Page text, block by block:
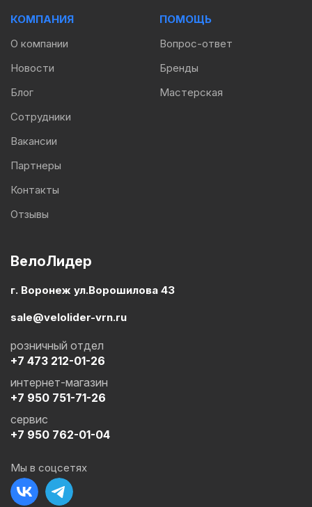
ВелоЛидер
г. Воронеж ул.Ворошилова 43
sale@velolider-vrn.ru
+7 473 212-01-26
розничный отдел
+7 950 751-71-26
интернет-магазин
+7 950 762-01-04
сервис
Мы в соцсетях
КОМПАНИЯ
О компании
Новости
Блог
Сотрудники
Вакансии
Партнеры
Контакты
Отзывы
ПОМОЩЬ
Вопрос-ответ
Бренды
Мастерская